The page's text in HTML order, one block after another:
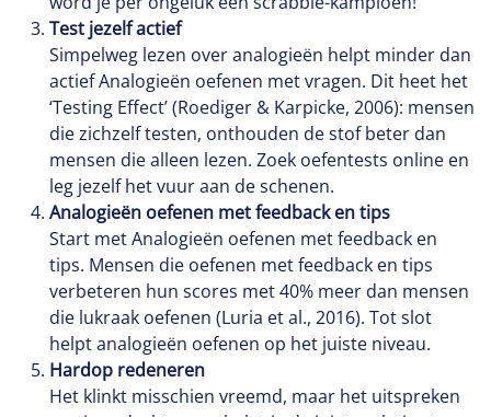
Test jezelf actief
Simpelweg lezen over analogieën helpt minder dan
actief Analogieën oefenen met vragen. Dit heet het
‘Testing Effect’ (Roediger & Karpicke, 2006): mensen
die zichzelf testen, onthouden de stof beter dan
mensen die alleen lezen. Zoek oefentests online en
leg jezelf het vuur aan de schenen.
Analogieën oefenen met feedback en tips
Start met Analogieën oefenen met feedback en
tips. Mensen die oefenen met feedback en tips
verbeteren hun scores met 40% meer dan mensen
die lukraak oefenen (Luria et al., 2016). Tot slot
helpt analogieën oefenen op het juiste niveau.
Hardop redeneren
Het klinkt misschien vreemd, maar het uitspreken